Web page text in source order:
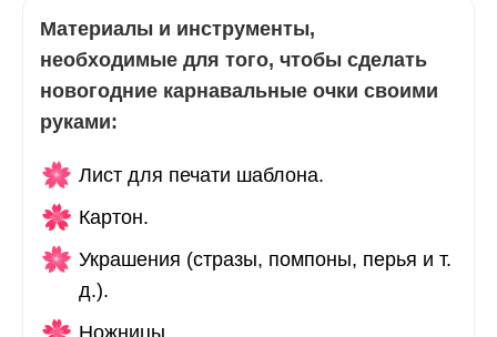
Материалы и инструменты,
необходимые для того, чтобы сделать
новогодние карнавальные очки своими
руками:
Лист для печати шаблона.
Картон.
Украшения (стразы, помпоны, перья и т.
д.).
Ножницы.